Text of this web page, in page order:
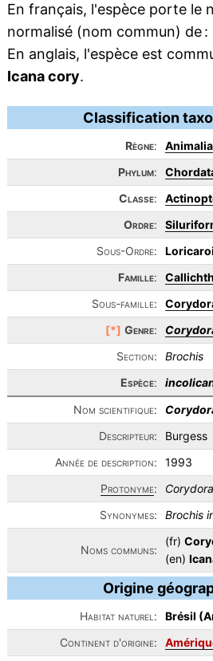
En français, l'espèce porte le
normalisé (nom commun) de :
En anglais, l'espèce est
Icana cory.
Classification
Règne:
Animalia
Phylum:
Classe:
Ordre:
Sous-Ordre:
Famille:
Sous-famille:
[*] Genre:
Section:
Brochis
Espèce:
Nom scientifique:
Descripteur:
Burgess
Année de description:
1993
Protonyme:
Synonymes:
Brochis
Noms communs:
(fr)
(en)
Origine
Habitat naturel:
Brésil
Continent d'origine: